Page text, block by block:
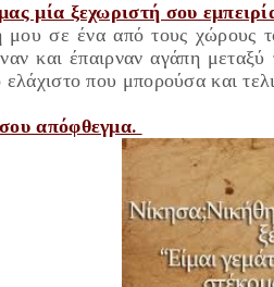
μία ξεχωριστή σου
μου σε ένα από τους χώρους
και έπαιρναν αγάπη
που μπορούσα και
απόφθεγμα.